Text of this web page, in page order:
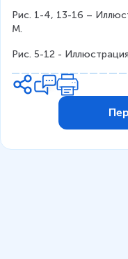
Рис. 1-4, 13-16 –
М.
Рис. 5-12 -